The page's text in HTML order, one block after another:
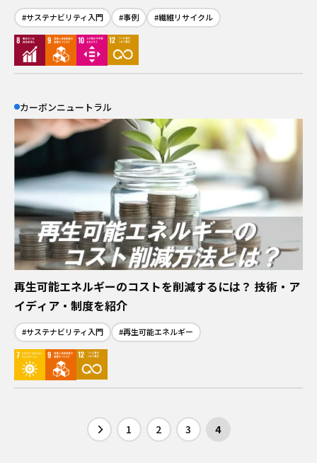
#サステナビリティ入門 #事例 #繊維リサイクル
カーボンニュートラル
再生可能エネルギーのコストを削減するには？ 技術・ア
イディア・制度を紹介
#サステナビリティ入門 #再生可能エネルギー
1 2 3 4